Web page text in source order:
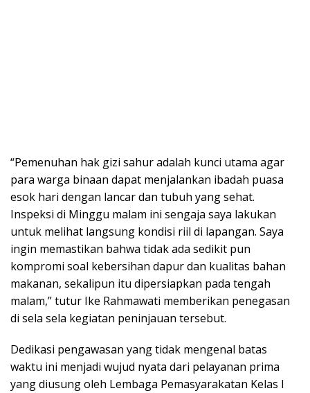
“Pemenuhan hak gizi sahur adalah kunci utama agar
para warga binaan dapat menjalankan ibadah puasa
esok hari dengan lancar dan tubuh yang sehat.
Inspeksi di Minggu malam ini sengaja saya lakukan
untuk melihat langsung kondisi riil di lapangan. Saya
ingin memastikan bahwa tidak ada sedikit pun
kompromi soal kebersihan dapur dan kualitas bahan
makanan, sekalipun itu dipersiapkan pada tengah
malam,” tutur Ike Rahmawati memberikan penegasan
di sela sela kegiatan peninjauan tersebut.
Dedikasi pengawasan yang tidak mengenal batas
waktu ini menjadi wujud nyata dari pelayanan prima
yang diusung oleh Lembaga Pemasyarakatan Kelas I